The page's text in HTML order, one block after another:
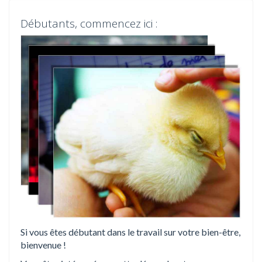
Débutants, commencez ici :
Si vous êtes débutant dans le travail sur votre bien-être,
bienvenue !